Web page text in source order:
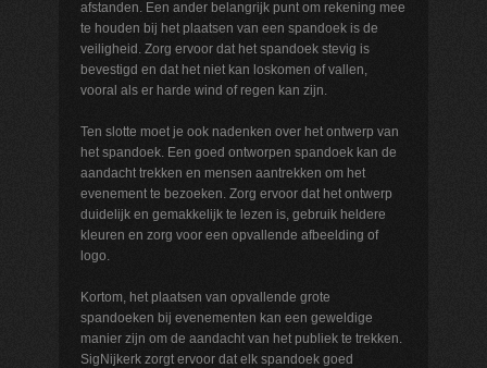
afstanden. Een ander belangrijk punt om rekening mee
te houden bij het plaatsen van een spandoek is de
veiligheid. Zorg ervoor dat het spandoek stevig is
bevestigd en dat het niet kan loskomen of vallen,
vooral als er harde wind of regen kan zijn.
Ten slotte moet je ook nadenken over het ontwerp van
het spandoek. Een goed ontworpen spandoek kan de
aandacht trekken en mensen aantrekken om het
evenement te bezoeken. Zorg ervoor dat het ontwerp
duidelijk en gemakkelijk te lezen is, gebruik heldere
kleuren en zorg voor een opvallende afbeelding of
logo.
Kortom, het plaatsen van opvallende grote
spandoeken bij evenementen kan een geweldige
manier zijn om de aandacht van het publiek te trekken.
SigNijkerk zorgt ervoor dat elk spandoek goed